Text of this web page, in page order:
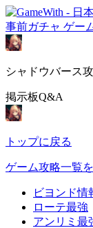
事前ガチャ ゲー
シャドウバース
掲示板Q&A
トップに戻る
ゲーム攻略一覧
ビヨンド情
ローテ最強
アンリミ最